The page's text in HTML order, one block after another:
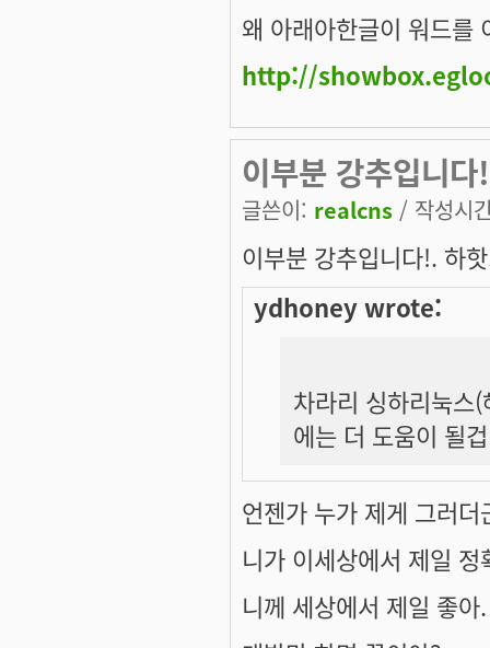
왜 아래아한글이 워드를
http://
이부분 강추입
글쓴이: realcns / 작성시
이부분 강추입니다!. 하
ydhoney wrote:
차라리 싱하리눅
에는 더 도움이 될
언젠가 누가 제게 그러더
니가 이세상에서 제일
니께 세상에서 제일 좋